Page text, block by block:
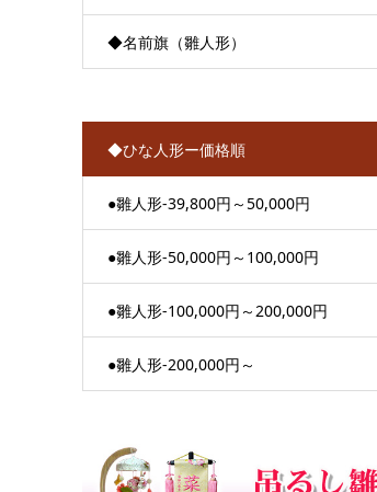
◆名前旗（雛人形）
◆ひな人形ー価格順
●雛人形-39,800円～50,000円
●雛人形-50,000円～100,000円
●雛人形-100,000円～200,000円
●雛人形-200,000円～